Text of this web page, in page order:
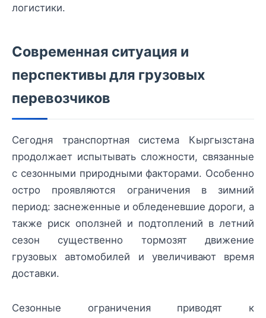
логистики.
Современная ситуация и
перспективы для грузовых
перевозчиков
Сегодня транспортная система Кыргызстана
продолжает испытывать сложности, связанные
с сезонными природными факторами. Особенно
остро проявляются ограничения в зимний
период: заснеженные и обледеневшие дороги, а
также риск оползней и подтоплений в летний
сезон существенно тормозят движение
грузовых автомобилей и увеличивают время
доставки.
Сезонные ограничения приводят к